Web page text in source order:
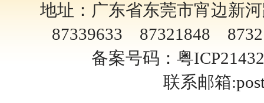
地址：广东省东莞市宵边新
87339633 87321848
备案号码：粤
联系邮箱: